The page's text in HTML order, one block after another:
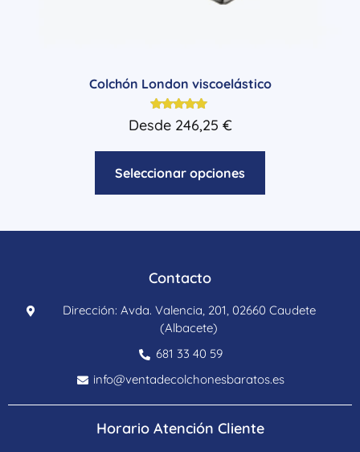
Colchón London viscoelástico
Valorado
con
de 5
Desde 246,25 €
Seleccionar opciones
Contacto
Dirección: Avda. Valencia, 201, 02660 Caudete
(Albacete)
681 33 40 59
info@ventadecolchonesbaratos.es
Horario Atención Cliente